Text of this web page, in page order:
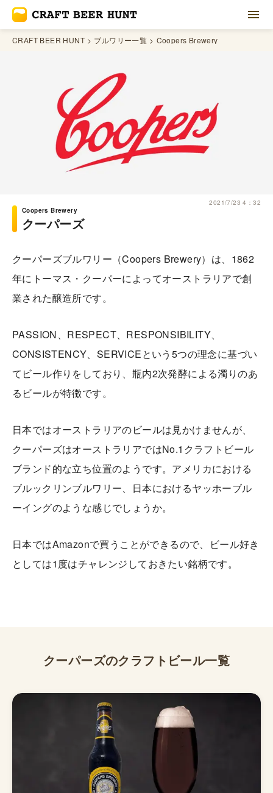
CRAFT BEER HUNT ブルワリー一覧 Coopers Brewery
2021/7/23 4：32
Coopers Brewery
クーパーズ
クーパーズブルワリー（Coopers Brewery）は、1862
年にトーマス・クーパーによってオーストラリアで創
業された醸造所です。
PASSION、RESPECT、RESPONSIBILITY、
CONSISTENCY、SERVICEという5つの理念に基づい
てビール作りをしており、瓶内2次発酵による濁りのあ
るビールが特徴です。
日本ではオーストラリアのビールは見かけませんが、
クーパーズはオーストラリアではNo.1クラフトビール
ブランド的な立ち位置のようです。アメリカにおける
ブルックリンブルワリー、日本におけるヤッホーブル
ーイングのような感じでしょうか。
日本ではAmazonで買うことができるので、ビール好き
としては1度はチャレンジしておきたい銘柄です。
クーパーズのクラフトビール一覧